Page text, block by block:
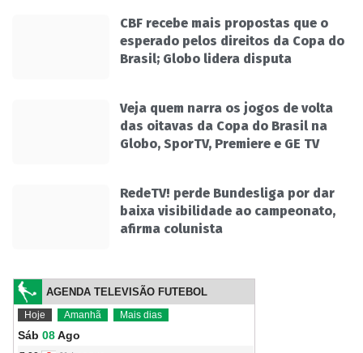
CBF recebe mais propostas que o
esperado pelos direitos da Copa do
Brasil; Globo lidera disputa
Veja quem narra os jogos de volta
das oitavas da Copa do Brasil na
Globo, SporTV, Premiere e GE TV
RedeTV! perde Bundesliga por dar
baixa visibilidade ao campeonato,
afirma colunista